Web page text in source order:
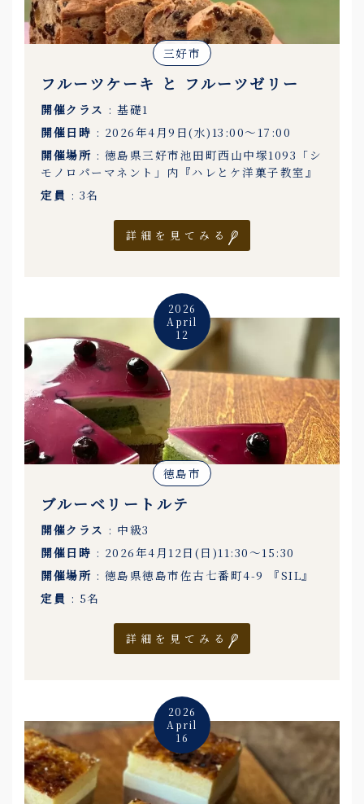
三好市
フルーツケーキ と フルーツゼリー
開催クラス : 基礎1
開催日時 : 2026年4月9日(水)13:00〜17:00
開催場所 : 徳島県三好市池田町西山中塚1093「シ
モノロパーマネント」内『ハレとケ洋菓子教室』
定員 : 3名
詳細を見てみる
2026
April
12
徳島市
ブルーベリートルテ
開催クラス : 中級3
開催日時 : 2026年4月12日(日)11:30〜15:30
開催場所 : 徳島県徳島市佐古七番町4-9 『SIL』
定員 : 5名
詳細を見てみる
2026
April
16